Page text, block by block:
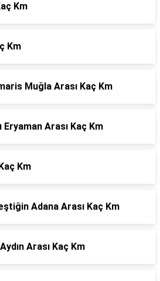
Km
Km
Muğla Arası Kaç Km
Arası Kaç Km
Km
Adana Arası Kaç Km
Arası Kaç Km